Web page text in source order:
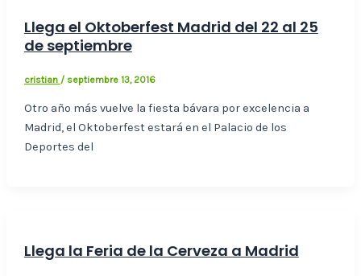
Llega el Oktoberfest Madrid del 22 al 25
de septiembre
cristian / septiembre 13, 2016
Otro año más vuelve la fiesta bávara por excelencia a
Madrid, el Oktoberfest estará en el Palacio de los
Deportes del
Llega la Feria de la Cerveza a Madrid